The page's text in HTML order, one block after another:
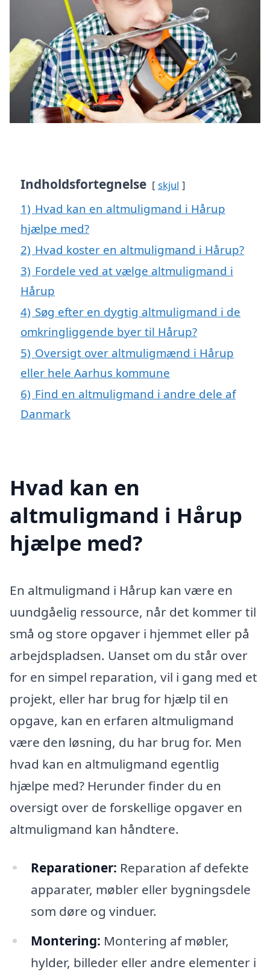
Indholdsfortegnelse skjul
1) Hvad kan en altmuligmand i Hårup
hjælpe med?
2) Hvad koster en altmuligmand i Hårup?
3) Fordele ved at vælge altmuligmand i
Hårup
4) Søg efter en dygtig altmuligmand i de
omkringliggende byer til Hårup?
5) Oversigt over altmuligmænd i Hårup
eller hele Aarhus kommune
6) Find en altmuligmand i andre dele af
Danmark
Hvad kan en
altmuligmand i Hårup
hjælpe med?
En altmuligmand i Hårup kan være en
uundgåelig ressource, når det kommer til
små og store opgaver i hjemmet eller på
arbejdspladsen. Uanset om du står over
for en simpel reparation, vil i gang med et
projekt, eller har brug for hjælp til en
opgave, kan en erfaren altmuligmand
være den løsning, du har brug for. Men
hvad kan en altmuligmand egentlig
hjælpe med? Herunder finder du en
oversigt over de forskellige opgaver en
altmuligmand kan håndtere.
Reparationer: Reparation af defekte
apparater, møbler eller bygningsdele
som døre og vinduer.
Montering: Montering af møbler,
hylder, billeder eller andre elementer i